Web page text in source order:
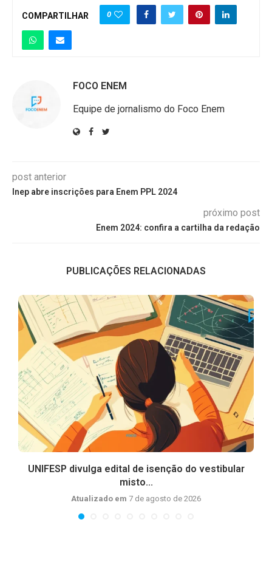
COMPARTILHAR 0
FOCO ENEM
Equipe de jornalismo do Foco Enem
post anterior
Inep abre inscrições para Enem PPL 2024
próximo post
Enem 2024: confira a cartilha da redação
PUBLICAÇÕES RELACIONADAS
UNIFESP divulga edital de isenção do vestibular
misto...
Atualizado em 7 de agosto de 2026